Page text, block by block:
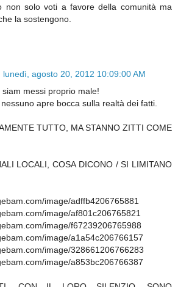
non solo voti a favore della comunità ma
la sostengono.
lunedì, agosto 20, 2012 10:09:00 AM
siam messi proprio male!
apre bocca sulla realtà dei fatti.
TUTTO, MA STANNO ZITTI COME
LOCALI, COSA DICONO / SI LIMITANO
image/adffb4206765881
image/af801c206765821
image/f67239206765988
image/a1a54c206766157
image/328661206766283
image/a853bc206766387